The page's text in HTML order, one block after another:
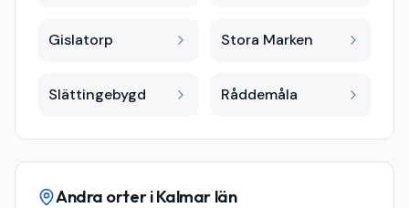
Gislatorp Stora Marken
Slättingebygd Råddemåla
Andra orter iKalmar län